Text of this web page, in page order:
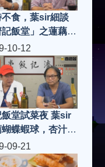
不食，葉sir細談
記飯堂」之蓮藕花
手
10-12
飯堂試菜夜 葉sir
蝶蝦球，杏汁豬
09-21